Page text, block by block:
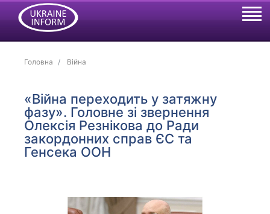
Головна Війна
«Війна переходить у затяжну
фазу». Головне зі звернення
Олексія Резнікова до Ради
закордонних справ ЄС та
Генсека ООН